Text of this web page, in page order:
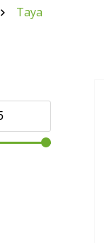
Taya